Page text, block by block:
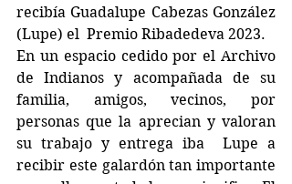
recibía Guadalupe Cabezas González
(Lupe) el  Premio Ribadedeva 2023.
En un espacio cedido por el Archivo
de Indianos y acompañada de su
familia, amigos, vecinos, por
personas que la aprecian y valoran
su trabajo y entrega iba  Lupe a
recibir este galardón tan importante